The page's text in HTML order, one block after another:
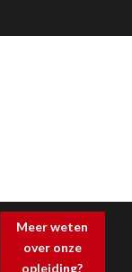
Meer weten
over onze
opleiding?